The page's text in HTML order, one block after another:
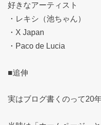
好きなアーティスト
・レキシ（池ちゃん）
・X Japan
・Paco de Lucia
■追伸
実はブログ書くのって20